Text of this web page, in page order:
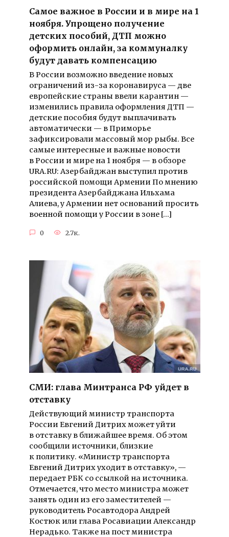
Самое важное в России и в мире на 1
ноября. Упрощено получение
детских пособий, ДТП можно
оформить онлайн, за коммуналку
будут давать компенсацию
В России возможно введение новых
ограничений из-за коронавируса — две
европейские страны ввели карантин —
изменились правила оформления ДТП —
детские пособия будут выплачивать
автоматически — в Приморье
зафиксировали массовый мор рыбы. Все
самые интересные и важные новости
в России и мире на 1 ноября — в обзоре
URA.RU: Азербайджан выступил против
российской помощи Армении По мнению
президента Азербайджана Ильхама
Алиева, у Армении нет оснований просить
военной помощи у России в зоне […]
0 2.7к.
СМИ: глава Минтранса РФ уйдет в
отставку
Действующий министр транспорта
России Евгений Дитрих может уйти
в отставку в ближайшее время. Об этом
сообщили источники, близкие
к политику. «Министр транспорта
Евгений Дитрих уходит в отставку», —
передает РБК со ссылкой на источника.
Отмечается, что место министра может
занять один из его заместителей —
руководитель Росавтодора Андрей
Костюк или глава Росавиации Александр
Нерадько. Также на пост министра